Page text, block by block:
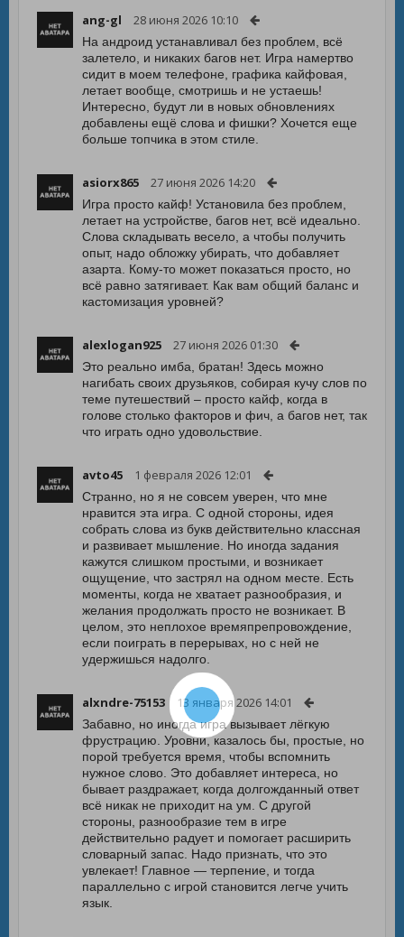
ang-gl 28 июня 2026 10:10
На андроид устанавливал без проблем, всё
залетело, и никаких багов нет. Игра намертво
сидит в моем телефоне, графика кайфовая,
летает вообще, смотришь и не устаешь!
Интересно, будут ли в новых обновлениях
добавлены ещё слова и фишки? Хочется еще
больше топчика в этом стиле.
asiorx865 27 июня 2026 14:20
Игра просто кайф! Установила без проблем,
летает на устройстве, багов нет, всё идеально.
Слова складывать весело, а чтобы получить
опыт, надо обложку убирать, что добавляет
азарта. Кому-то может показаться просто, но
всё равно затягивает. Как вам общий баланс и
кастомизация уровней?
alexlogan925 27 июня 2026 01:30
Это реально имба, братан! Здесь можно
нагибать своих друзьяков, собирая кучу слов по
теме путешествий – просто кайф, когда в
голове столько факторов и фич, а багов нет, так
что играть одно удовольствие.
avto45 1 февраля 2026 12:01
Странно, но я не совсем уверен, что мне
нравится эта игра. С одной стороны, идея
собрать слова из букв действительно классная
и развивает мышление. Но иногда задания
кажутся слишком простыми, и возникает
ощущение, что застрял на одном месте. Есть
моменты, когда не хватает разнообразия, и
желания продолжать просто не возникает. В
целом, это неплохое времяпрепровождение,
если поиграть в перерывах, но с ней не
удержишься надолго.
alxndre-75153 13 января 2026 14:01
Забавно, но иногда игра вызывает лёгкую
фрустрацию. Уровни, казалось бы, простые, но
порой требуется время, чтобы вспомнить
нужное слово. Это добавляет интереса, но
бывает раздражает, когда долгожданный ответ
всё никак не приходит на ум. С другой
стороны, разнообразие тем в игре
действительно радует и помогает расширить
словарный запас. Надо признать, что это
увлекает! Главное — терпение, и тогда
параллельно с игрой становится легче учить
язык.